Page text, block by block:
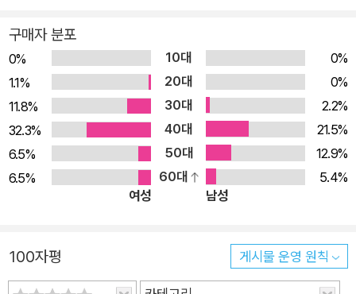
지만, 쌩쌩이를 할 줄 모르는 동수가 말썽이었어요. 모둠 아이들
의 눈총을 받게 된 동수는 쌩쌩이를 꼭 해내고 싶었죠. 그런데 쌩
쌩이를 하려고만 하면 자꾸 줄이 발에 걸리는 거예요. 우연히 줄
넘기 달인, 마스터 리 할아버지를 만나 제자가 된 동수는 쌩쌩이
비법을 알아내려 했지만 마스터 리는 쉽게 비법을 알려 주지 않고
기본기를 다지는 훈련을 시켰어요. 훈련만 계속하던 어느 날 동수
는 ‘전설의 마스터 줄’의 힘을 빌려 쌩쌩이를 성공하게 돼요. 그런
데 알고 보니 그 줄은 평범한 줄넘기 줄이었어요. 그동안 동수가
기를 다지는 훈련을 받으며 꾸준히 노력했던 동수는 쌩쌩이를 할
수 있는 실력을 갖추고도 스스로를 믿지 못해 쌩쌩이를 넘지 못했
던 거예요. 우리가 경험하는 많은 일들은 마음먹기에 따라 실패나
구매자 분포
0% 10대
0%
1.1%
20대
0%
11.8%
30대
2.2%
32.3%
40대
21.5%
6.5%
50대
12.9%
6.5%
60대
5.4%
여성
남성
100자평 게시물 운영 원칙